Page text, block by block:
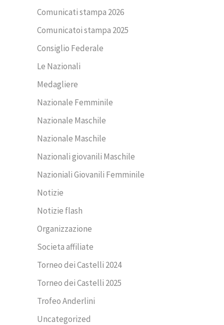
Comunicati stampa 2026
Comunicatoi stampa 2025
Consiglio Federale
Le Nazionali
Medagliere
Nazionale Femminile
Nazionale Maschile
Nazionale Maschile
Nazionali giovanili Maschile
Nazioniali Giovanili Femminile
Notizie
Notizie flash
Organizzazione
Societa affiliate
Torneo dei Castelli 2024
Torneo dei Castelli 2025
Trofeo Anderlini
Uncategorized